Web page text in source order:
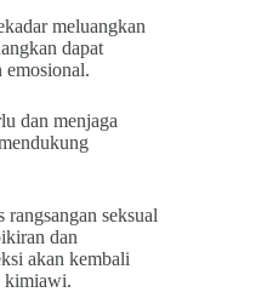
meluangkan
dapat
emosional.
dan menjaga
rangsangan seksual
dan
akan kembali
kimiawi.